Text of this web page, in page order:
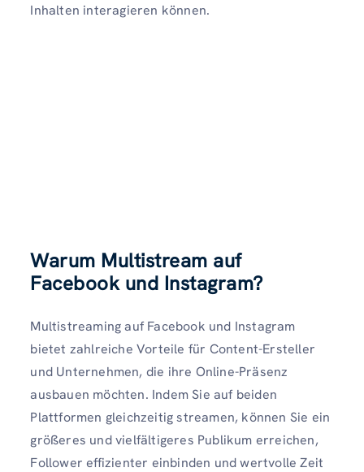
Inhalten interagieren können.
Warum Multistream auf
Facebook und Instagram?
Multistreaming auf Facebook und Instagram
bietet zahlreiche Vorteile für Content-Ersteller
und Unternehmen, die ihre Online-Präsenz
ausbauen möchten. Indem Sie auf beiden
Plattformen gleichzeitig streamen, können Sie ein
größeres und vielfältigeres Publikum erreichen,
Follower effizienter einbinden und wertvolle Zeit